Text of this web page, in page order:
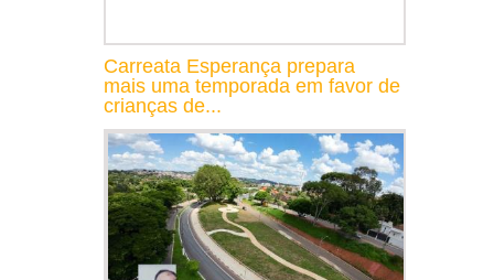
Carreata Esperança prepara
mais uma temporada em favor de
crianças de...